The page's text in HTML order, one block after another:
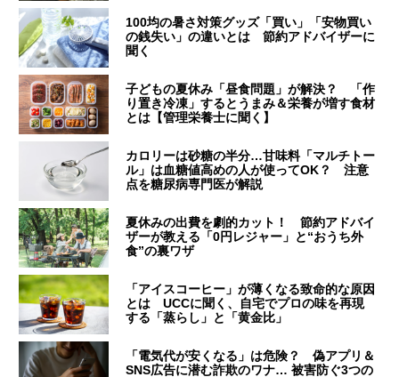
100均の暑さ対策グッズ「買い」「安物買い
の銭失い」の違いとは 節約アドバイザーに
聞く
子どもの夏休み「昼食問題」が解決？ 「作
り置き冷凍」するとうまみ＆栄養が増す食材
とは【管理栄養士に聞く】
カロリーは砂糖の半分…甘味料「マルチトー
ル」は血糖値高めの人が使ってOK？ 注意
点を糖尿病専門医が解説
夏休みの出費を劇的カット！ 節約アドバイ
ザーが教える「0円レジャー」と“おうち外
食”の裏ワザ
「アイスコーヒー」が薄くなる致命的な原因
とは UCCに聞く、自宅でプロの味を再現
する「蒸らし」と「黄金比」
「電気代が安くなる」は危険？ 偽アプリ＆
SNS広告に潜む詐欺のワナ… 被害防ぐ3つの